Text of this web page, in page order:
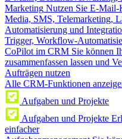
Marketing Nutzen Sie E-Mail-
Media, SMS, Telemarketing,
Automatisierung und
Trigger, Workflow-
CoPilot im CRM Sie können
zusammenfassen lassen und
Aufträgen nutzen
Alle CRM-Funktionen
Aufgaben und Projekte
Aufgaben und Projekte
einfacher